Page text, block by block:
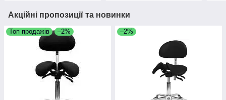
Акційні пропозиції та новинки
Топ продажів –2% –2%